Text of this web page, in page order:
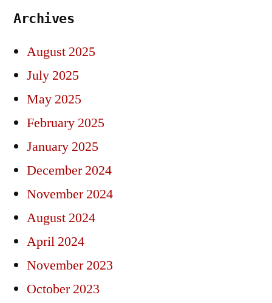
Archives
August 2025
July 2025
May 2025
February 2025
January 2025
December 2024
November 2024
August 2024
April 2024
November 2023
October 2023